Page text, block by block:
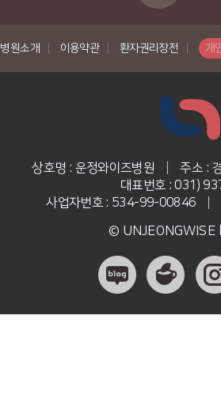
병원소개 이용약관 환자권리장전 개
상호명 : 운정와이즈병원
주소 :
대표번호 : 031)
사업자번호 : 534-99-00846
©